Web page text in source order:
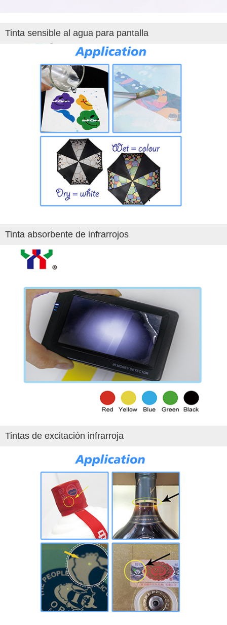
Tinta sensible al agua para pantalla
Tinta absorbente de infrarrojos
Tintas de excitación infrarroja